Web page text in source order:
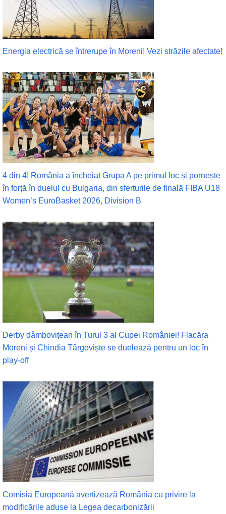
Energia electrică se întrerupe în Moreni! Vezi străzile afectate!
4 din 4! România a încheiat Grupa A pe primul loc și pornește
în forță în duelul cu Bulgaria, din sferturile de finală FIBA U18
Women’s EuroBasket 2026, Division B
Derby dâmbovițean în Turul 3 al Cupei României! Flacăra
Moreni și Chindia Târgoviște se duelează pentru un loc în
play-off
Comisia Europeană avertizează România cu privire la
modificările aduse la Legea decarbonizării